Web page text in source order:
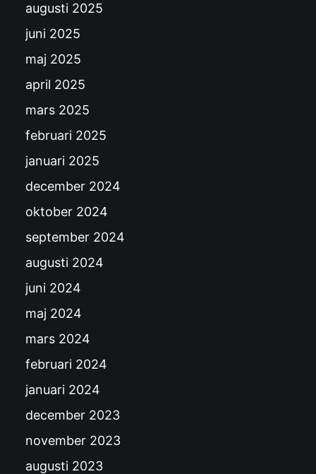
augusti 2025
juni 2025
maj 2025
april 2025
mars 2025
februari 2025
januari 2025
december 2024
oktober 2024
september 2024
augusti 2024
juni 2024
maj 2024
mars 2024
februari 2024
januari 2024
december 2023
november 2023
augusti 2023